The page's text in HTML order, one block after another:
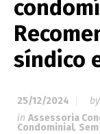
síndico
25/12/2024 by
in Assessoria
Condominial,